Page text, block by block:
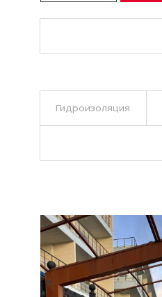
Гидроизоляция